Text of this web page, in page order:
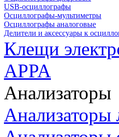
USB-осциллографы
Осциллографы-мультиметры
Осциллографы аналоговые
Делители и аксессуары к
Клещи
APPA
Анализаторы
Анализаторы